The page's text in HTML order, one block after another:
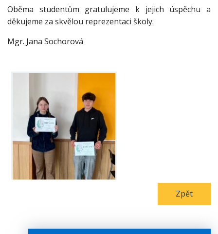
Oběma studentům gratulujeme k jejich úspěchu a
děkujeme za skvělou reprezentaci školy.
Mgr. Jana Sochorová
Zpět